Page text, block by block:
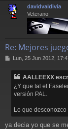
davidvaldivia
Veterano
Re: Mejores
MLun, 25 Jun 2012,
AALLEEXX
¿Y que tal el
versión PAL.
Lo que
ya decia yo que se